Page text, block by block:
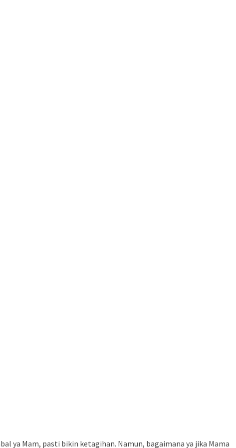
ya Mam, pasti bikin ketagihan. Namun, bagaimana ya jika Mama